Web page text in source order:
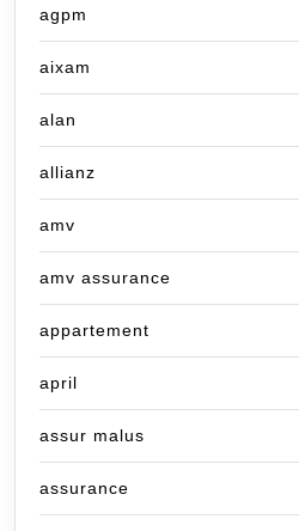
agpm
aixam
alan
allianz
amv
amv assurance
appartement
april
assur malus
assurance